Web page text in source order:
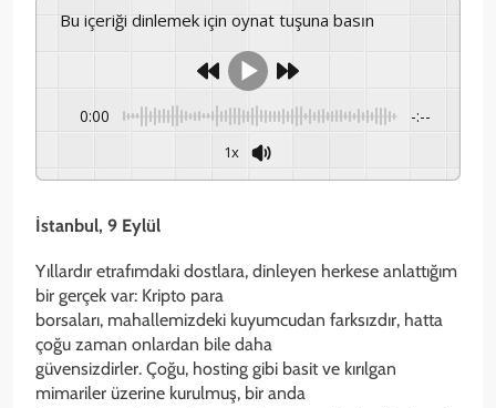
Bu içeriği dinlemek için oynat tuşuna basın
0:00 -:--
1x
İstanbul, 9 Eylül
Yıllardır etrafımdaki dostlara, dinleyen herkese anlattığım
bir gerçek var: Kripto para
borsaları, mahallemizdeki kuyumcudan farksızdır, hatta
çoğu zaman onlardan bile daha
güvensizdirler. Çoğu, hosting gibi basit ve kırılgan
mimariler üzerine kurulmuş, bir anda